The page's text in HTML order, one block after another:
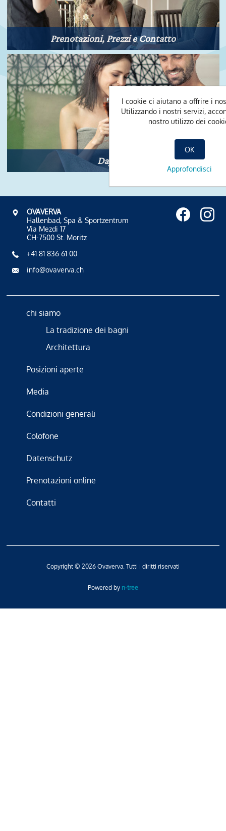
Prenotazioni, Prezzi e Contatto
Day Spa
OVAVERVA
Hallenbad, Spa & Sportzentrum
Via Mezdi 17
CH-7500 St. Moritz
+41 81 836 61 00
info@ovaverva.ch
chi siamo
La tradizione dei bagni
Architettura
Posizioni aperte
Media
Condizioni generali
Colofone
Datenschutz
Prenotazioni online
Contatti
Copyright © 2026 Ovaverva. Tutti i diritti riservati
Powered by n-tree
I cookie ci aiutano a offrire i
Utilizzando i nostri servizi,
nostro utilizzo dei
OK
Approfondisci